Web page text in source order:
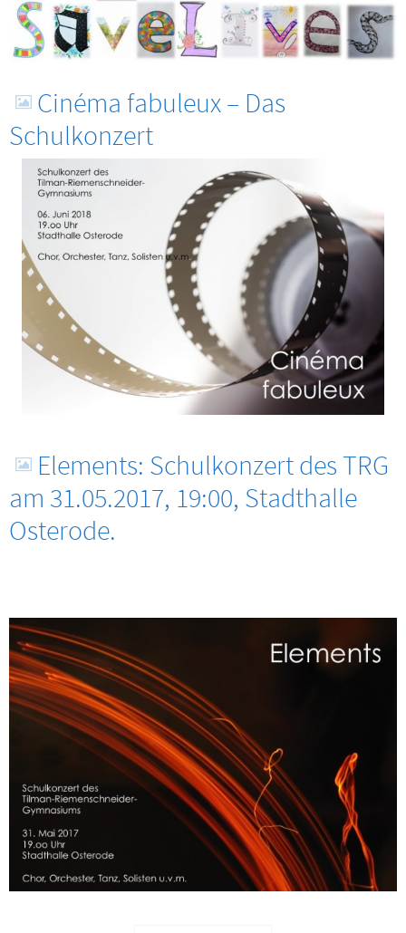
Cinéma fabuleux – Das
Schulkonzert
Elements: Schulkonzert des TRG
am 31.05.2017, 19:00, Stadthalle
Osterode.